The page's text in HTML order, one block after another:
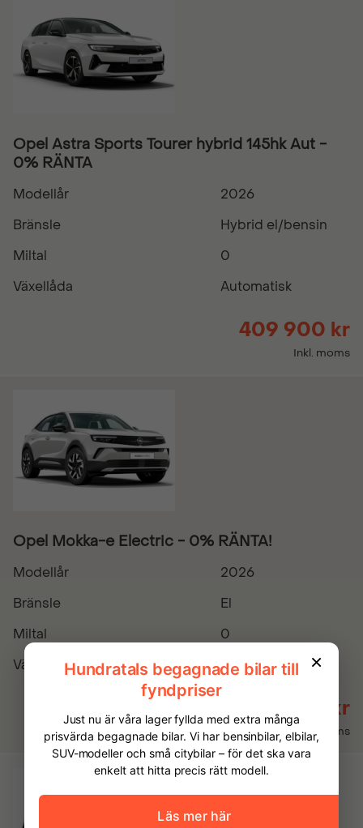
Opel Astra Sports Tourer hybrid 145hk Aut -
0% RÄNTA
Modellår
2026
Bränsle
Hybrid el/bensin
Miltal
0
Växellåda
Automatisk
409 900 kr
Inkl. moms
Opel Mokka-e Electric - 0% RÄNTA!
Modellår
2026
Bränsle
El
Miltal
0
Växellåda
Automatisk
439 900 kr
Inkl. moms